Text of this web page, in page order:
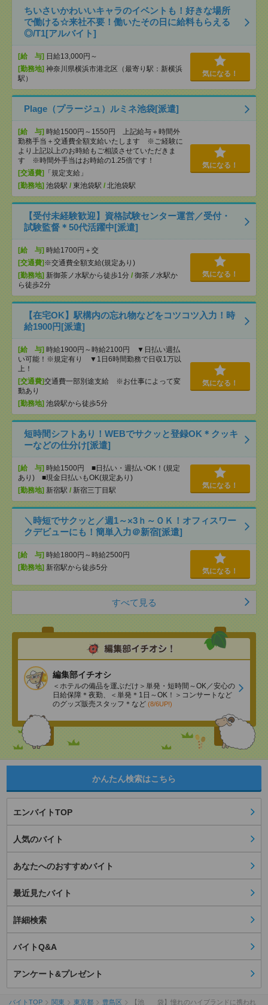
ちいさいかわいいキャラのイベントも！好きな場所
で働ける☆来社不要！働いたその日に給料もらえる
◎/T1[アルバイト]
[給 与] 日給13,000円～
[勤務地] 神奈川県横浜市港北区（最寄り駅：新横浜
駅）
気になる！
Plage（プラージュ）ルミネ池袋[派遣]
[給 与] 時給1500円～1550円 上記給与＋時間外
勤務手当＋交通費全額支給いたします ※ご経験に
より上記以上のお時給もご相談させていただきま
す ※時間外手当はお時給の1.25倍です！
[交通費]
「規定支給」
[勤務地] 池袋駅 / 東池袋駅 / 北池袋駅
気になる！
【受付未経験歓迎】資格試験センター運営／受付・
試験監督＊50代活躍中[派遣]
[給 与] 時給1700円＋交
[交通費] ※交通費全額支給(規定あり)
[勤務地] 新御茶ノ水駅から徒歩1分 / 御茶ノ水駅か
ら徒歩2分
気になる！
【在宅OK】駅構内の忘れ物などをコツコツ入力！時
給1900円[派遣]
[給 与] 時給1900円～時給2100円 ▼日払い週払
い可能！※規定有り ▼1日6時間勤務で日収1万以
上！
[交通費]交通費一部別途支給 ※お仕事によって変
動あり
[勤務地] 池袋駅から徒歩5分
気になる！
短時間シフトあり！WEBでサクッと登録OK＊クッキ
ーなどの仕分け[派遣]
[給 与] 時給1500円 ■日払い・週払いOK！(規定
あり) ■現金日払いもOK(規定あり)
[勤務地] 新宿駅 / 新宿三丁目駅
気になる！
＼時短でサクッと／週1～×3ｈ～ＯＫ！オフィスワー
クデビューにも！簡単入力＠新宿[派遣]
[給 与] 時給1800円～時給2500円
[勤務地] 新宿駅から徒歩5分 気になる！
すべて見る
編集部イチオシ
＜ホテルの備品を運ぶだけ＞単発・短時間～OK／安心の
日給保障＊夜勤、＜単発＊1日～OK！＞コンサートなど
のグッズ販売スタッフ＊など (8/6UP!)
かんたん検索はこちら
エンバイトTOP
人気のバイト
あなたへのおすすめバイト
最近見たバイト
詳細検索
バイトQ&A
アンケート&プレゼント
バイトTOP 関東 東京都 豊島区 【池 袋】憧れのハイブランドに携われ